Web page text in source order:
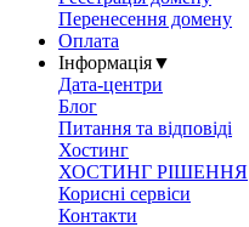
Перенесення домену
Оплата
Інформація▼
Дата-центри
Блог
Питання та відповіді
Хостинг
ХОСТИНГ РІШЕННЯ
Корисні сервіси
Контакти